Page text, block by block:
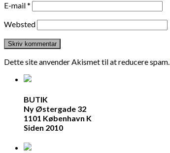
E-mail*
Websted
Dette site anvender Akismet til at reducere spam.
BUTIK
Ny Østergade 32
1101 København K
Siden 2010